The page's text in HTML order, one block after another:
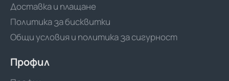
Доставка и плащане
Политика за бисквитки
Общи условия и политика за сигурност
Профил